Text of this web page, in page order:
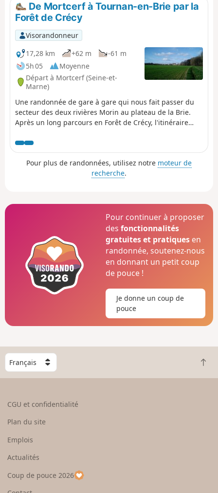
Marles-en-Brie à Verneuil-l'Étang.
De Mortcerf à Tournan-en-Brie par la
Forêt de Crécy
Visorandonneur
17,28 km
+62 m
-61 m
5h 05
Moyenne
Départ à Mortcerf (Seine-et-
Marne)
Une randonnée de gare à gare qui nous fait passer du
secteur des deux rivières Morin au plateau de la Brie.
Après un long parcours en Forêt de Crécy, l'itinéraire
aux Égrefins et dans le centre-ville de Tournan.
Pour plus de randonnées, utilisez notre moteur de
recherche.
Pour continuer à proposer
desfonctionnalités
gratuites et pratiques en
randonnée, soutenez-nous
en donnant un petit coup
de pouce !
Je donne un coup de
pouce
C
h
o
e
u
p
a
R
e
CGU et confidentialité
Plan du site
Emplois
Actualités
Coup de pouce 2026